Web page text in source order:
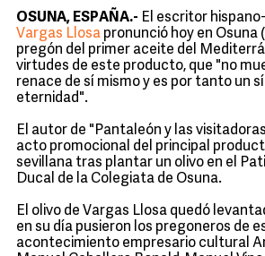
OSUNA, ESPAÑA.- El escritor
Vargas Llosa pronunció hoy en Osuna
pregón del primer aceite del
virtudes de este producto, que "no
renace de sí mismo y es por tanto un
eternidad".
El autor de "Pantaleón y las
acto promocional del principal
sevillana tras plantar un olivo en el
Ducal de la Colegiata de Osuna.
El olivo de Vargas Llosa quedó
en su día pusieron los pregoneros de
acontecimiento empresario cultural